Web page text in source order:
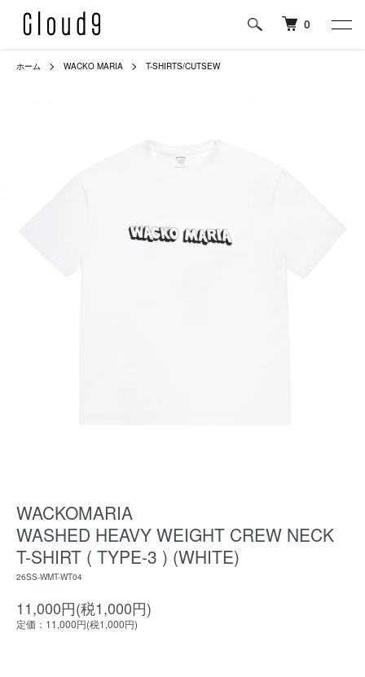
0
ホーム WACKO MARIA T-SHIRTS/CUTSEW
WACKOMARIA
WASHED HEAVY WEIGHT CREW NECK
T-SHIRT ( TYPE-3 ) (WHITE)
26SS-WMT-WT04
11,000円(税1,000円)
定価：11,000円(税1,000円)